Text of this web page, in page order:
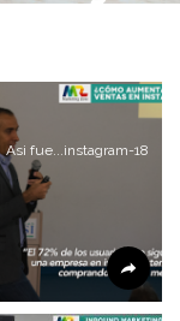
Asi fue...instagram-18